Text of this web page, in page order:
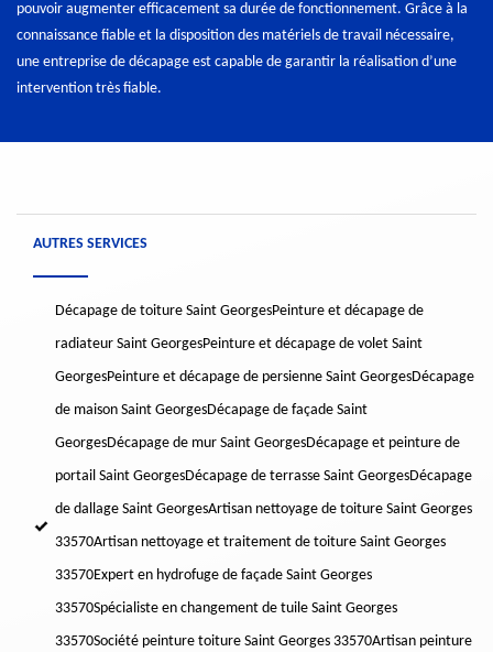
pouvoir augmenter efficacement sa durée de fonctionnement. Grâce à la
connaissance fiable et la disposition des matériels de travail nécessaire,
une entreprise de décapage est capable de garantir la réalisation d’une
intervention très fiable.
AUTRES SERVICES
Décapage de toiture Saint GeorgesPeinture et décapage de
radiateur Saint GeorgesPeinture et décapage de volet Saint
GeorgesPeinture et décapage de persienne Saint GeorgesDécapage
de maison Saint GeorgesDécapage de façade Saint
GeorgesDécapage de mur Saint GeorgesDécapage et peinture de
portail Saint GeorgesDécapage de terrasse Saint GeorgesDécapage
de dallage Saint GeorgesArtisan nettoyage de toiture Saint Georges
33570Artisan nettoyage et traitement de toiture Saint Georges
33570Expert en hydrofuge de façade Saint Georges
33570Spécialiste en changement de tuile Saint Georges
33570Société peinture toiture Saint Georges 33570Artisan peinture